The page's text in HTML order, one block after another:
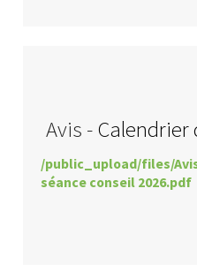
Avis -Calendrier
/public_upload/files/
séance conseil 2026.pdf